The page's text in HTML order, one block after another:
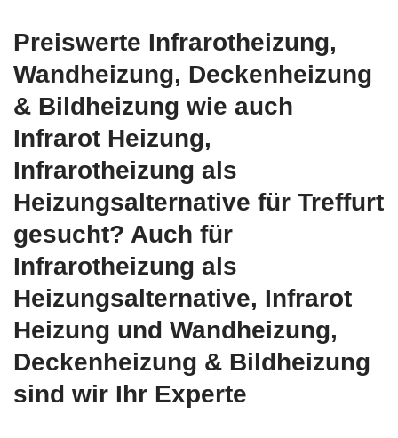
Preiswerte Infrarotheizung,
Wandheizung, Deckenheizung
& Bildheizung wie auch
Infrarot Heizung,
Infrarotheizung als
Heizungsalternative für Treffurt
gesucht? Auch für
Infrarotheizung als
Heizungsalternative, Infrarot
Heizung und Wandheizung,
Deckenheizung & Bildheizung
sind wir Ihr Experte